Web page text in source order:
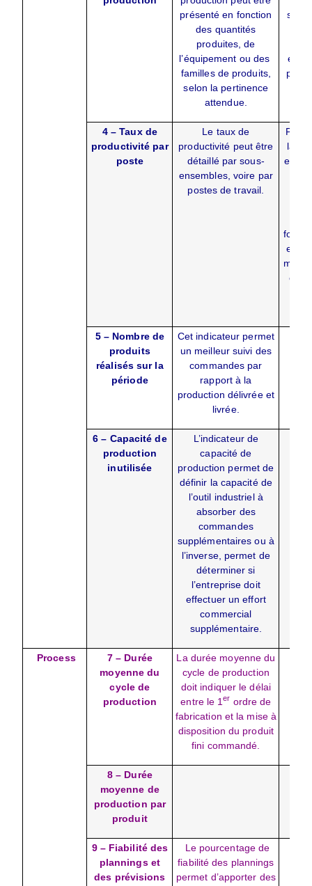
présenté en fonction
des quantités
produites, de
l’équipement ou des
familles de produits,
selon la pertinence
attendue.
4 – Taux de
productivité par
poste
Le taux de
productivité peut être
détaillé par sous-
ensembles, voire par
postes de travail.
Par
la
est
5 – Nombre de
produits
réalisés sur la
période
Cet indicateur permet
un meilleur suivi des
commandes par
rapport à la
production délivrée et
livrée.
6 – Capacité de
production
inutilisée
L’indicateur de
capacité de
production permet de
définir la capacité de
l’outil industriel à
absorber des
commandes
supplémentaires ou à
l’inverse, permet de
déterminer si
l’entreprise doit
effectuer un effort
commercial
supplémentaire.
Process
7 – Durée
moyenne du
cycle de
production
La durée moyenne du
cycle de production
doit indiquer le délai
entre le 1er ordre de
fabrication et la mise à
disposition du produit
fini commandé.
8 – Durée
moyenne de
production par
produit
9 – Fiabilité des
plannings et
des prévisions
Le pourcentage de
fiabilité des plannings
permet d’apporter des